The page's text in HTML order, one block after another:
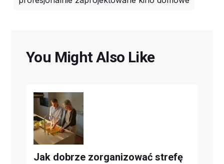
You Might Also Like
Jak dobrze zorganizować strefę